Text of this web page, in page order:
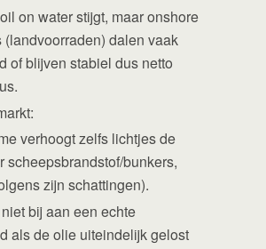
on water stijgt, maar onshore
(landvoorraden) dalen vaak
of blijven stabiel dus netto
verhoogt zelfs lichtjes de
scheepsbrandstof/bunkers,
zijn schattingen).
bij aan een echte
als de olie uiteindelijk gelost